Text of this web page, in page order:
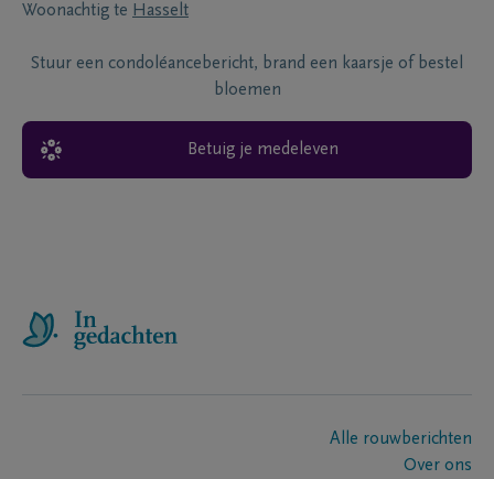
Woonachtig te Hasselt
Stuur een condoléancebericht, brand een kaarsje of bestel
bloemen
Betuig je medeleven
Alle rouwberichten
Over ons